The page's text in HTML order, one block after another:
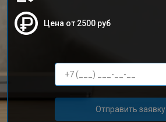
Цена от 2500 руб
Отправить заявку